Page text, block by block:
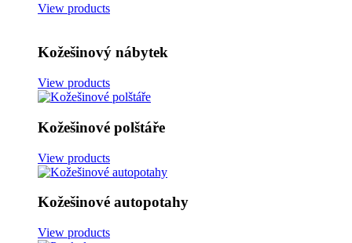
View products
Kožešinový nábytek
View products
Kožešinové polštáře
View products
Kožešinové autopotahy
View products